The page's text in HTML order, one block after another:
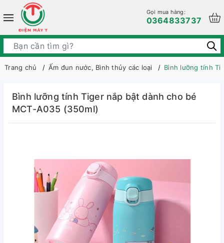
Gọi mua hàng:
0364833737
Trang chủ Ấm đun nước, Bình thủy các loại Bình lưỡng tính
Bình lưỡng tính Tiger nắp bật dành cho bé
MCT-A035 (350ml)